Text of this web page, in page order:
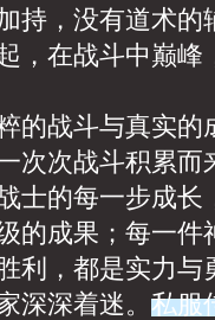
持，没有道术的
，在战斗中巅峰
的战斗与真实的
次次战斗积累而
士的每一步成长
的成果；每一件
利，都是实力与
深深着迷。 私服